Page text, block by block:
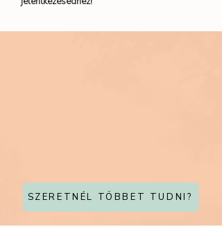
SZERETNÉL TÖBBET TUDNI?